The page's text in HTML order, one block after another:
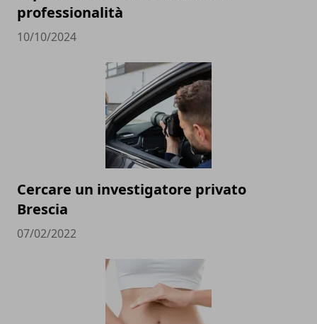
professionalità
10/10/2024
Cercare un investigatore privato
Brescia
07/02/2022